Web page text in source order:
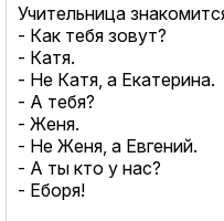
Учительница
- Как тебя зовут?
- Катя.
- Не Катя, а Екатерина.
- А тебя?
- Женя.
- Не Женя, а Евгений.
- А ты кто у нас?
- Еборя!